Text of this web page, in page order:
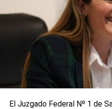
de
El Juzgado Federal Nº 1 de